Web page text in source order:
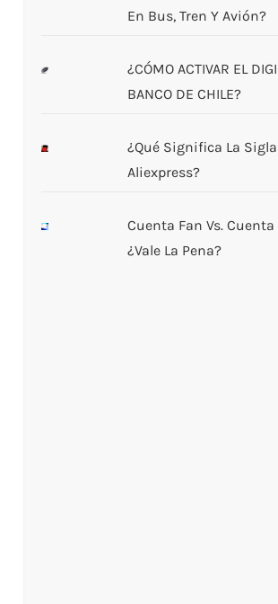
En Bus, Tren Y Avión?
¿CÓMO ACTIVAR EL
BANCO DE CHILE?
¿Qué Significa La Sigla
Aliexpress?
Cuenta Fan Vs.
¿Vale La Pena?